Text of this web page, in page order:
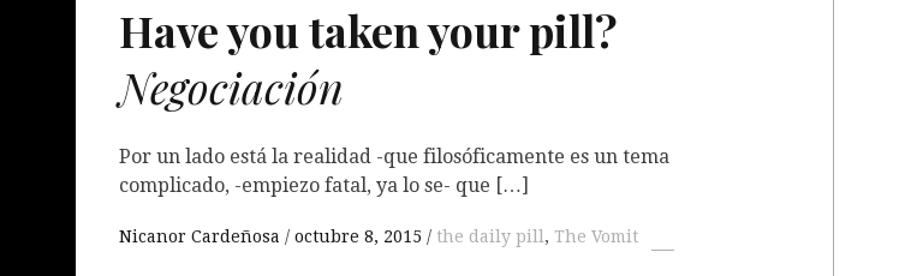
Have you taken your pill?
Negociación
Por un lado está la realidad -que filosóficamente es un tema
complicado, -empiezo fatal, ya lo se- que […]
Nicanor Cardeñosa octubre 8, 2015 the daily pill, The Vomit